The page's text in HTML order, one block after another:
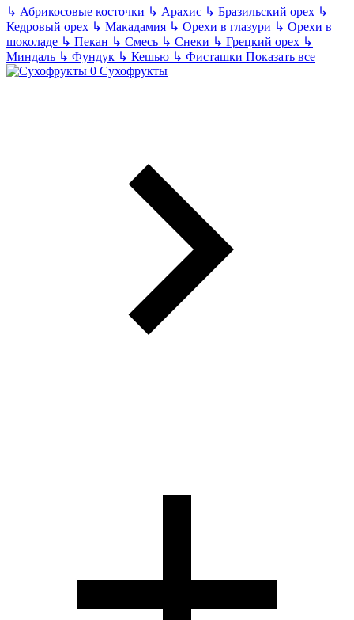
↳ Абрикосовые косточки ↳ Арахис ↳ Бразильский орех ↳
Кедровый орех ↳ Макадамия ↳ Орехи в глазури ↳ Орехи в
шоколаде ↳ Пекан ↳ Смесь ↳ Снеки ↳ Грецкий орех ↳
Миндаль ↳ Фундук ↳ Кешью ↳ Фисташки Показать все
Сухофрукты